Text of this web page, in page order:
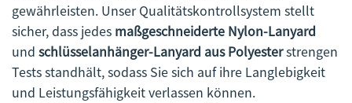
gewährleisten. Unser Qualitätskontrollsystem stellt
sicher, dass jedes maßgeschneiderte Nylon-Lanyard
und schlüsselanhänger-Lanyard aus Polyesterstrengen
Tests standhält, sodass Sie sich auf ihre Langlebigkeit
und Leistungsfähigkeit verlassen können.